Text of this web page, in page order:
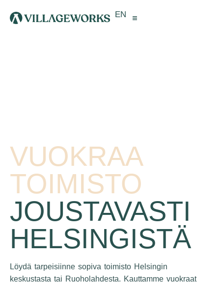
EN
VUOKRAA
TOIMISTO
JOUSTAVASTI
HELSINGISTÄ
Löydä tarpeisiinne sopiva toimisto Helsingin
keskustasta tai Ruoholahdesta. Kauttamme vuokraat